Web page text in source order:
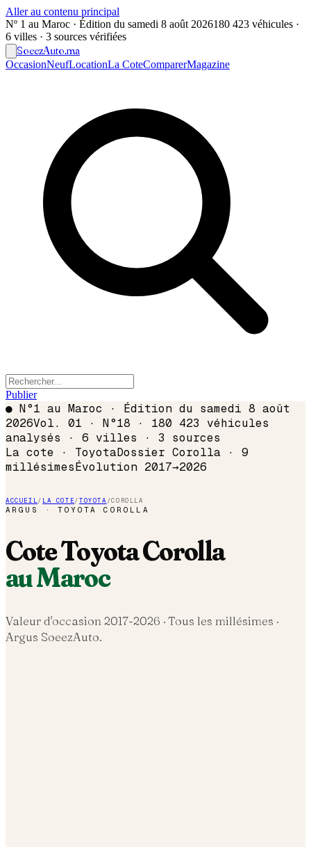
Aller au contenu principal
Nº 1 au Maroc · Édition du samedi 8 août 2026180 423 véhicules ·
6 villes · 3 sources vérifiées
SoeezAuto.ma
OccasionNeufLocationLa CoteComparerMagazine
Publier
● N°1 au Maroc · Édition du samedi 8 août
2026Vol. 01 · N°18 · 180 423 véhicules
analysés · 6 villes · 3 sources
La cote · ToyotaDossier Corolla · 9
millésimesÉvolution 2017→2026
ACCUEIL/ LA COTE/TOYOTA /COROLLA
ARGUS ·TOYOTA COROLLA
CoteToyotaCorolla
au Maroc
Valeur d'occasion 2017-2026 · Tous les millésimes ·
Argus SoeezAuto.